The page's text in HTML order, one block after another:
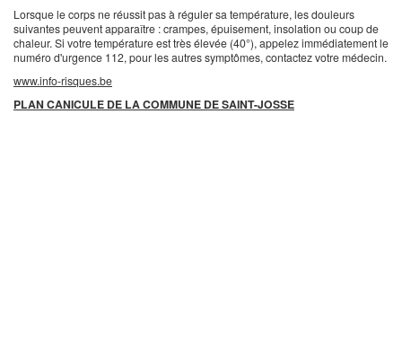
Lorsque le corps ne réussit pas à réguler sa température, les douleurs
suivantes peuvent apparaître : crampes, épuisement, insolation ou coup de
chaleur. Si votre température est très élevée (40°), appelez immédiatement le
numéro d'urgence 112, pour les autres symptômes, contactez votre médecin.
www.info-risques.be
PLAN CANICULE DE LA COMMUNE DE SAINT-JOSSE